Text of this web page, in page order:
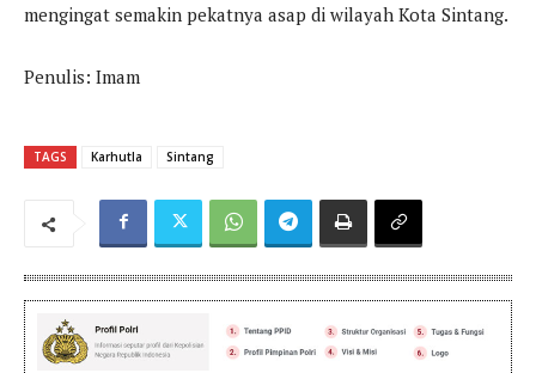
mengingat semakin pekatnya asap di wilayah Kota Sintang.
Penulis: Imam
TAGS Karhutla Sintang